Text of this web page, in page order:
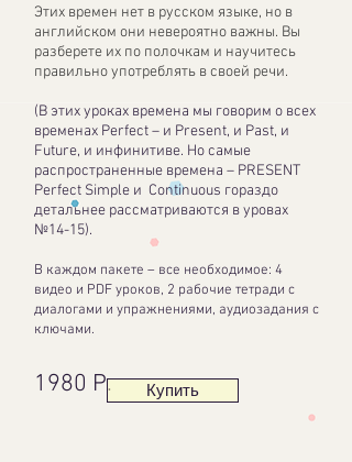
Этих времен нет в русском языке, но в
английском они невероятно важны. Вы
разберете их по полочкам и научитесь
правильно употреблять в своей речи.
(В этих уроках времена мы говорим о всех
временах Perfect – и Present, и Past, и
Future, и инфинитиве. Но самые
распространенные времена – PRESENT
Perfect Simple и Continuous гораздо
детальнее рассматриваются в уровах
№14-15).
В каждом пакете – все необходимое: 4
видео и PDF уроков, 2 рабочие тетради с
диалогами и упражнениями, аудиозадания с
ключами.
1980 Р. Купить